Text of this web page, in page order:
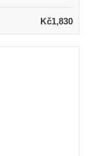
vráskyKč1,830